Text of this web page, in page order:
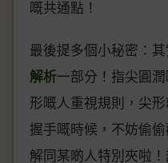
嘅共通點！
最後提多個小秘密：
解析一部分！指尖圓
形嘅人重視規則，尖
握手嘅時候，不妨偷
解同某啲人特別夾啦！